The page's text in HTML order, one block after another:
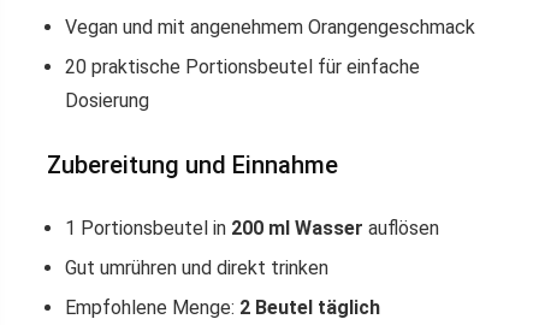
Vegan und mit angenehmem Orangengeschmack
20 praktische Portionsbeutel für einfache
Dosierung
Zubereitung und Einnahme
1 Portionsbeutel in 200 ml Wasser auflösen
Gut umrühren und direkt trinken
Empfohlene Menge: 2 Beutel täglich